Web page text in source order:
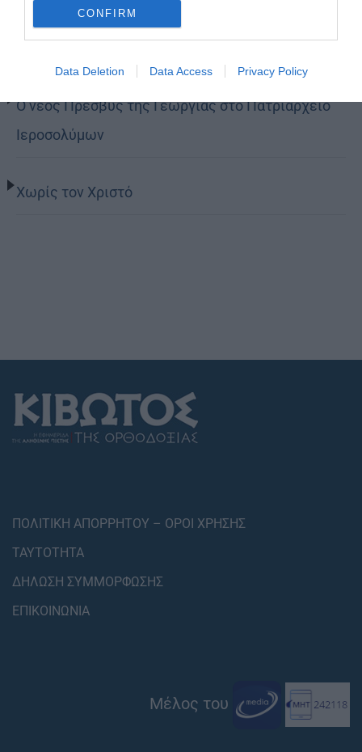
CONFIRM
Data Deletion Data Access Privacy Policy
Ο νέος Πρέσβυς της Γεωργίας στο Πατριαρχείο
Ιεροσολύμων
Χωρίς τον Χριστό
ΠΟΛΙΤΙΚΗ ΑΠΟΡΡΗΤΟΥ – ΟΡΟΙ ΧΡΗΣΗΣ
ΤΑΥΤΟΤΗΤΑ
ΔΗΛΩΣΗ ΣΥΜΜΟΡΦΩΣΗΣ
ΕΠΙΚΟΙΝΩΝΙΑ
Μέλος του